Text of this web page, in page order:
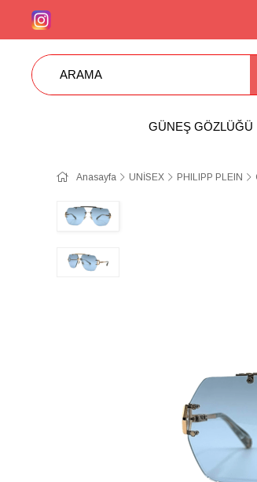
GÜNEŞ GÖZLÜĞÜ
Anasayfa UNİSEX PHILIPP PLEIN